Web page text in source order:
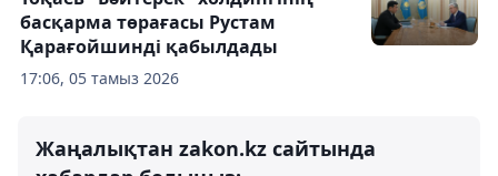
17:06, 05 тамыз 2026
басқарма төрағасы Рустам
Қарағойшинді қабылдады
Жаңалықтан zakon.kz сайтында